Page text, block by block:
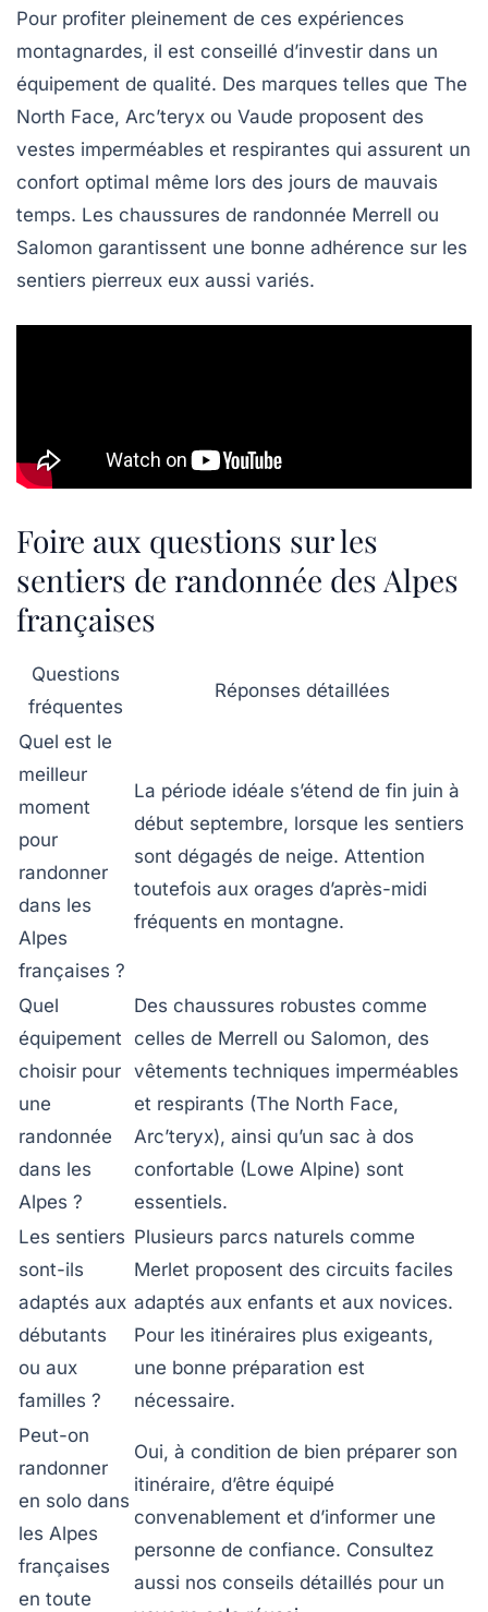
Pour profiter pleinement de ces expériences
montagnardes, il est conseillé d’investir dans un
équipement de qualité. Des marques telles que The
North Face, Arc’teryx ou Vaude proposent des
vestes imperméables et respirantes qui assurent un
confort optimal même lors des jours de mauvais
temps. Les chaussures de randonnée Merrell ou
Salomon garantissent une bonne adhérence sur les
sentiers pierreux eux aussi variés.
Foire aux questions sur les
sentiers de randonnée des Alpes
françaises
Questions
fréquentes
Réponses détaillées
Quel est le
meilleur
moment
pour
randonner
dans les
Alpes
françaises ?
La période idéale s’étend de fin juin à
début septembre, lorsque les sentiers
sont dégagés de neige. Attention
toutefois aux orages d’après-midi
fréquents en montagne.
Quel
équipement
choisir pour
une
randonnée
dans les
Alpes ?
Des chaussures robustes comme
celles de Merrell ou Salomon, des
vêtements techniques imperméables
et respirants (The North Face,
Arc’teryx), ainsi qu’un sac à dos
confortable (Lowe Alpine) sont
essentiels.
Les sentiers
sont-ils
adaptés aux
débutants
ou aux
familles ?
Plusieurs parcs naturels comme
Merlet proposent des circuits faciles
adaptés aux enfants et aux novices.
Pour les itinéraires plus exigeants,
une bonne préparation est
nécessaire.
Peut-on
randonner
en solo dans
les Alpes
françaises
en toute
Oui, à condition de bien préparer son
itinéraire, d’être équipé
convenablement et d’informer une
personne de confiance. Consultez
aussi nos conseils détaillés pour un